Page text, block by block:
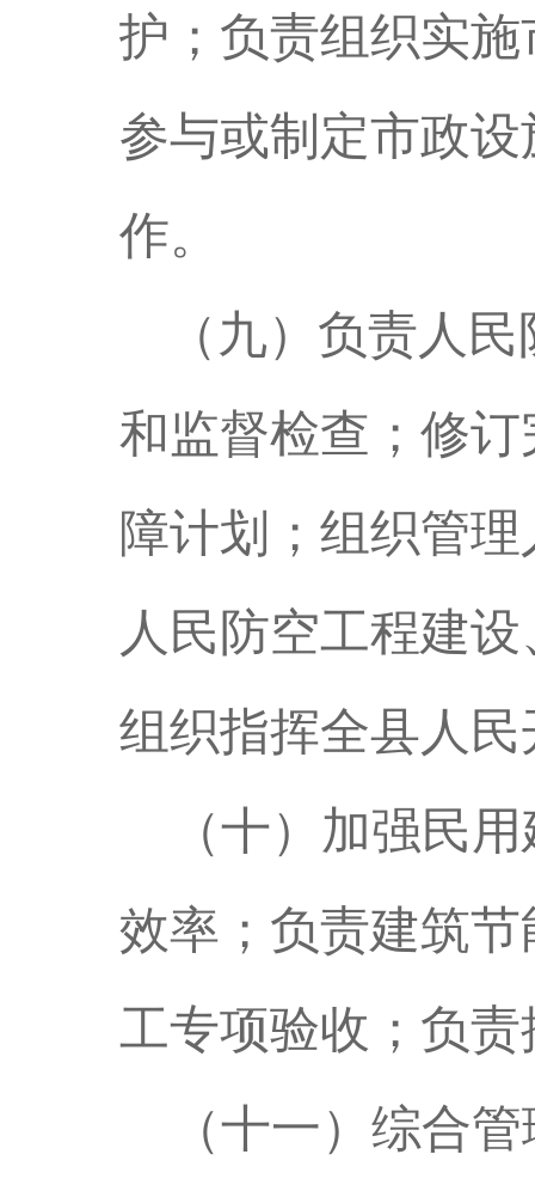
护；负责组织实
参与或制定市政
作。
（九）负责人
和监督检查；修
障计划；组织管
人民防空工程建
组织指挥全县人
（十）加强民
效率；负责建筑
工专项验收；负
（十一）综合